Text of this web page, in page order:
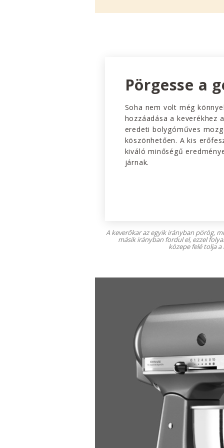
Pörgesse a
Soha nem volt még
hozzáadása a keverékhez
eredeti bolygóműves
köszönhetően. A kis
kiváló minőségű
járnak.
A keverőkar az egyik irányban pörög,
másik irányban fordul el, ezzel
közepe felé tolja a